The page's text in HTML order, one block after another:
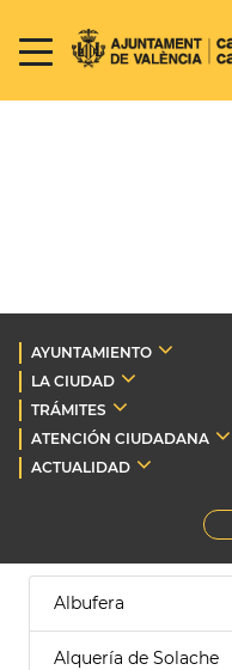
AYUNTAMIENTO
LA CIUDAD
TRÁMITES
ATENCIÓN CIUDADANA
ACTUALIDAD
Albufera
Alquería de Solache